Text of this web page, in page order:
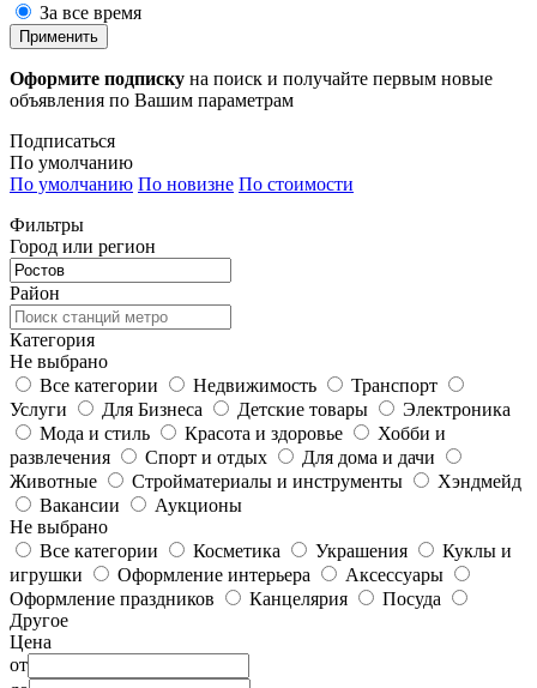
За все время
Применить
Оформите подписку на поиск и получайте первым новые
объявления по Вашим параметрам
Подписаться
По умолчанию
По умолчанию По новизне По стоимости
Фильтры
Город или регион
Район
Категория
Не выбрано
Все категории
Недвижимость
Транспорт
Услуги
Для Бизнеса Детские товары
Электроника
Мода и стиль
Красота и здоровье
Хобби и
развлечения
Спорт и отдых
Для дома и дачи
Животные
Стройматериалы и инструменты
Хэндмейд
Вакансии
Аукционы
Не выбрано
Все категории
Косметика Украшения
Куклы и
игрушки
Оформление интерьера
Аксессуары
Оформление праздников
Канцелярия
Посуда
Другое
Цена
от